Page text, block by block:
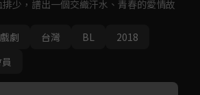
少，譜出一個交織汗水、青春的愛情故
戲劇 台灣 BL
2018